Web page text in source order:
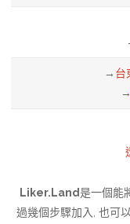
→ 台
→
Liker.Land是一個能
過幾個步驟加入, 也可